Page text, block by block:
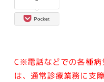
Pocket
C※電話などでの各種病
は、通常診療業務に支